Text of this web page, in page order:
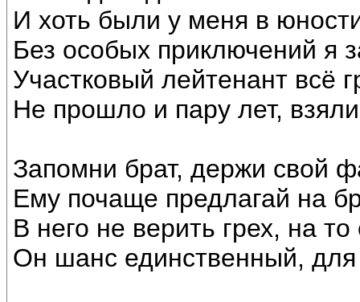
И хоть были у меня в
Без особых приключений я
Участковый лейтенант всё
Не прошло и пару лет,
Запомни брат, держи свой
Ему почаще предлагай на
В него не верить грех, на то
Он шанс единственный, для